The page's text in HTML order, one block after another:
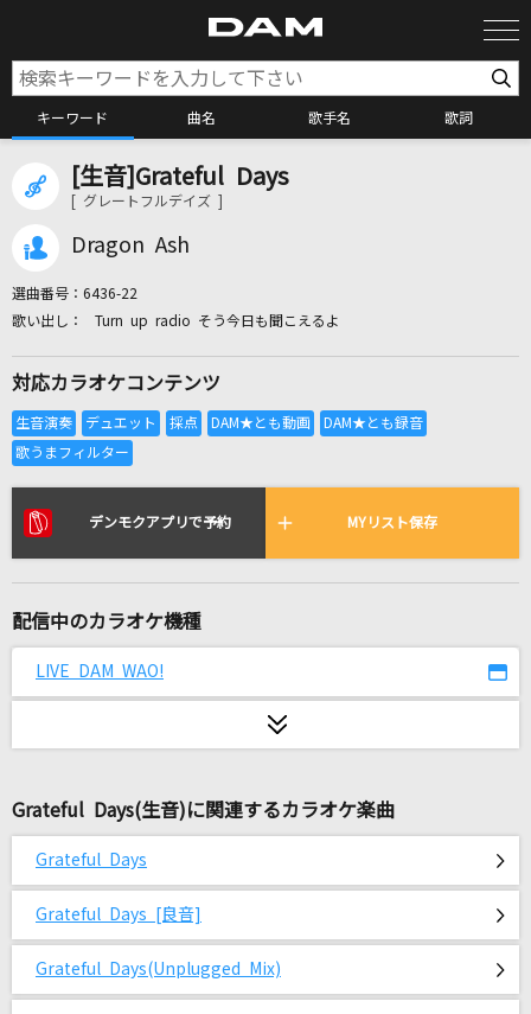
キーワード 曲名 歌手名 歌詞
カラオケ検索
全国りれき
リアルタイムで歌われている曲の一覧
蜂と見世物
[生音]綾
My Hair is Bad
HoneyWorks feat. かぴ
[生音]ALONES
[生音]ただ君に晴れ
[生音]Grateful Days
[ グレートフルデイズ ]
Dragon Ash
選曲番号： 6436-22
Turn up radio そう今日も聞こえるよ
対応カラオケコンテンツ
デンモクアプリで予約 MYリスト保存
配信中のカラオケ機種
LIVE DAM WAO!
Grateful Days(生音)に関連するカラオケ楽曲
Grateful Days
Grateful Days [良音]
Grateful Days(Unplugged Mix)